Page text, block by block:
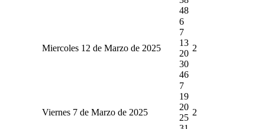
48
Miercoles 12 de Marzo de 2025
6
7
13
20
30
46
2
Viernes 7 de Marzo de 2025
7
19
20
25
2